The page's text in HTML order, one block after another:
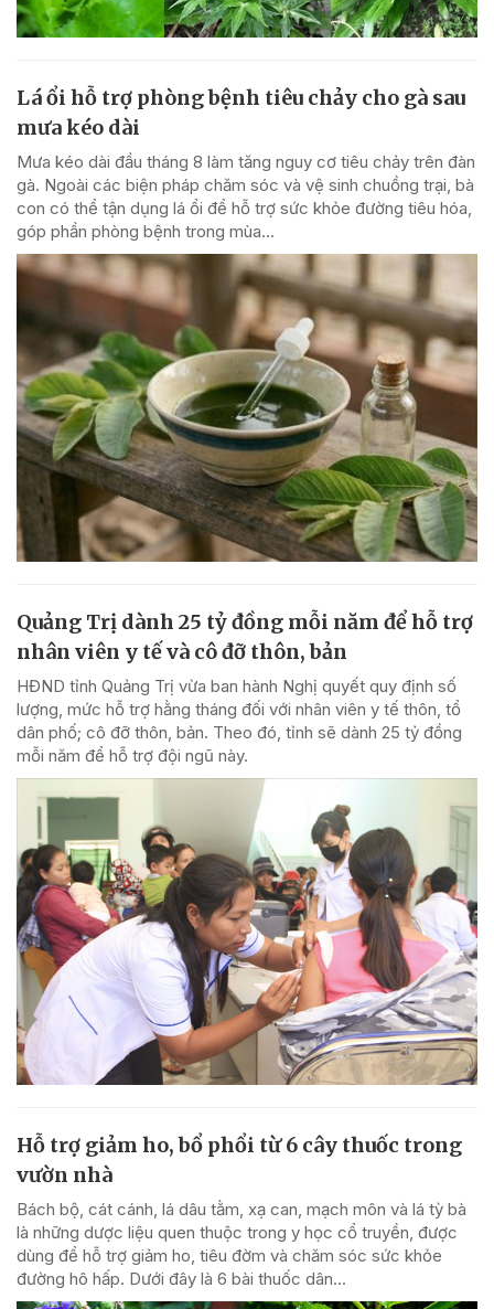
Lá ổi hỗ trợ phòng bệnh tiêu chảy cho gà sau
mưa kéo dài
Mưa kéo dài đầu tháng 8 làm tăng nguy cơ tiêu chảy trên đàn
gà. Ngoài các biện pháp chăm sóc và vệ sinh chuồng trại, bà
con có thể tận dụng lá ổi để hỗ trợ sức khỏe đường tiêu hóa,
góp phần phòng bệnh trong mùa...
Quảng Trị dành 25 tỷ đồng mỗi năm để hỗ trợ
nhân viên y tế và cô đỡ thôn, bản
HĐND tỉnh Quảng Trị vừa ban hành Nghị quyết quy định số
lượng, mức hỗ trợ hằng tháng đối với nhân viên y tế thôn, tổ
dân phố; cô đỡ thôn, bản. Theo đó, tỉnh sẽ dành 25 tỷ đồng
mỗi năm để hỗ trợ đội ngũ này.
Hỗ trợ giảm ho, bổ phổi từ 6 cây thuốc trong
vườn nhà
Bách bộ, cát cánh, lá dâu tằm, xạ can, mạch môn và lá tỳ bà
là những dược liệu quen thuộc trong y học cổ truyền, được
dùng để hỗ trợ giảm ho, tiêu đờm và chăm sóc sức khỏe
đường hô hấp. Dưới đây là 6 bài thuốc dân...